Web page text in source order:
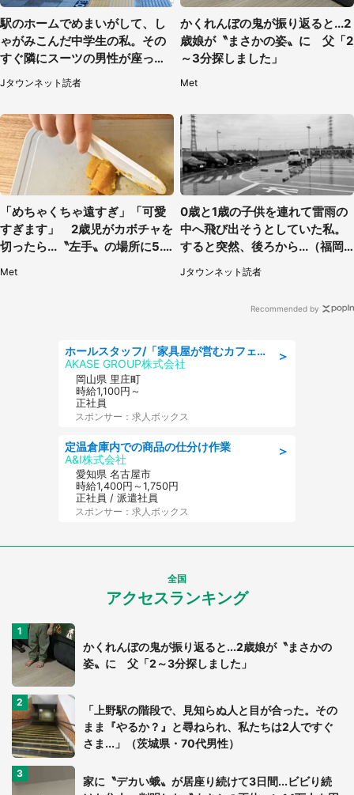
駅のホームでめまいがして、し
ゃがみこんだ中学生の私。その
すぐ隣にスーツの男性が座って
きて（千葉県・20代女性）
Jタウンネット読者
かくれんぼの鬼が振り返ると...2
歳娘が〝まさかの姿〟に 父「2
～3分探しました」
Met
「めちゃくちゃ遠すぎ」「可愛
すぎます」 2歳児がカボチャを
切ったら...〝左手〟の場所に5.3
Met
0歳と1歳の子供を連れて雷雨の
中へ飛び出そうとしていた私。
すると突然、後ろから...（福岡
県・30代女性）
Jタウンネット読者
Recommended by
＞
ホールスタッフ/「家具屋が営むカフェスタッフ!」週2日～OK!嬉しいまかない付き/岡山県/浅口郡里庄町
AKASE GROUP株式会社
岡山県 里庄町
時給1,100円～
正社員
スポンサー：求人ボックス
＞
定温倉庫内での商品の仕分け作業
A&I株式会社
愛知県 名古屋市
時給1,400円～1,750円
正社員 / 派遣社員
スポンサー：求人ボックス
全国
アクセスランキング
かくれんぼの鬼が振り返ると...2歳娘が〝まさかの
姿〟に 父「2～3分探しました」
「上野駅の階段で、見知らぬ人と目が合った。その
まま『やるか？』と尋ねられ、私たちは2人ですぐ
さま...」（茨城県・70代男性）
家に〝デカい蛾〟が居座り続けて3日間...ビビり続